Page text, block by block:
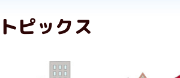
トピックス